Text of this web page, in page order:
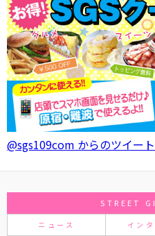
@sgs109com からのツイート
STREET
ニュース イン